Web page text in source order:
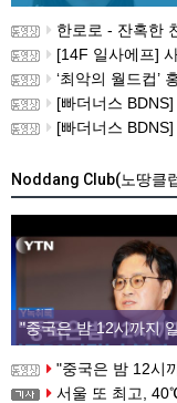
한로로 - 잔혹한
[14F 일사에프]
‘최악의 월드컵’
[빠더너스 BDNS] 아직
[빠더너스
Noddang Club(노땅클
"중국은 밤 12시
서울 또 최고,